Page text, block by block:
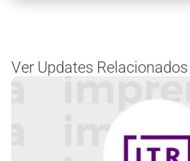
Ver Updates Relacionados